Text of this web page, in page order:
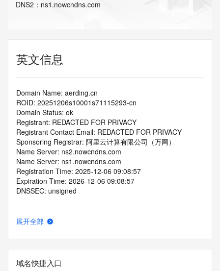
DNS2 ： ns1.nowcndns.com
英文信息
Domain Name: aerding.cn
ROID: 20251206s10001s71115293-cn
Domain Status: ok
Registrant: REDACTED FOR PRIVACY
Registrant Contact Email: REDACTED FOR PRIVACY
Sponsoring Registrar: 阿里云计算有限公司（万网）
Name Server: ns2.nowcndns.com
Name Server: ns1.nowcndns.com
Registration Time: 2025-12-06 09:08:57
Expiration Time: 2026-12-06 09:08:57
DNSSEC: unsigned
展开全部
域名快捷入口